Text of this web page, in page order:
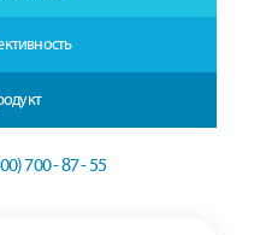
700 - 87 - 55